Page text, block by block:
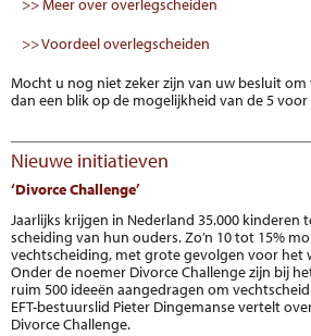
>> Meer over overlegscheiden
>> Voordeel overlegscheiden
Mocht u nog niet zeker zijn van uw besluit
dan een blik op de mogelijkheid van de 5
Nieuwe initiatieven
‘Divorce Challenge’
Jaarlijks krijgen in Nederland 35.000 kinderen
scheiding van hun ouders. Zo’n 10 tot 15%
vechtscheiding, met grote gevolgen voor het
Onder de noemer Divorce Challenge zijn bij
ruim 500 ideeën aangedragen om
EFT-bestuurslid Pieter Dingemanse vertelt
Divorce Challenge.